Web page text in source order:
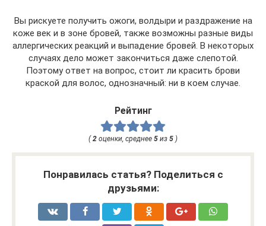
Вы рискуете получить ожоги, волдыри и раздражение на
коже век и в зоне бровей, также возможны разные виды
аллергических реакций и выпадение бровей. В некоторых
случаях дело может закончиться даже слепотой.
Поэтому ответ на вопрос, стоит ли красить брови
краской для волос, однозначный: ни в коем случае.
Рейтинг
(2 оценки, среднее 5 из 5 )
Понравилась статья? Поделиться с
друзьями: